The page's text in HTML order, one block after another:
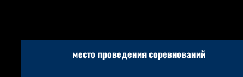
местопроведения соревнований